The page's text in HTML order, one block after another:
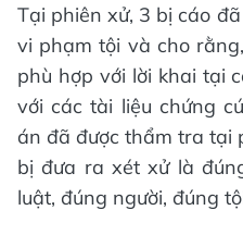
Tại phiên xử, 3 bị cáo
vi phạm tội và cho
phù hợp với lời khai tại
với các tài liệu chứng
án đã được thẩm tra tại
bị đưa ra xét xử là
luật, đúng người, đúng